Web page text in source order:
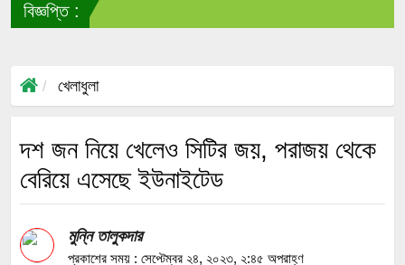
বিজ্ঞপ্তি :
খেলাধুলা
দশ জন নিয়ে খেলেও সিটির জয়, পরাজয় থেকে
বেরিয়ে এসেছে ইউনাইটেড
মুন্নি তালুকদার
প্রকাশের সময় : সেপ্টেম্বর ২৪, ২০২৩, ২:৪৫ অপরাহ্ণ